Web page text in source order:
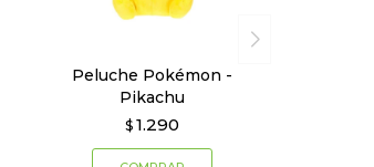
Peluche Pokémon -
Pikachu
$ 1.290